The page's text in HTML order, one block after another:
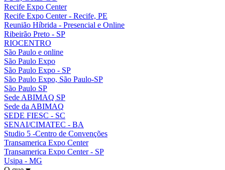
Recife Expo Center
Recife Expo Center - Recife, PE
Reunião Híbrida - Presencial e Online
Ribeirão Preto - SP
RIOCENTRO
São Paulo e online
São Paulo Expo
São Paulo Expo - SP
São Paulo Expo, São Paulo-SP
São Paulo SP
Sede ABIMAQ SP
Sede da ABIMAQ
SEDE FIESC - SC
SENAI/CIMATEC - BA
Studio 5 -Centro de Convenções
Transamerica Expo Center
Transamerica Expo Center - SP
Usipa - MG